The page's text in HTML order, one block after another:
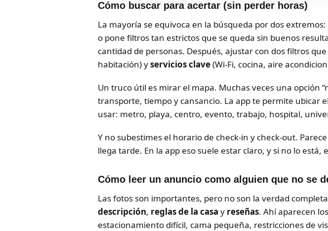
Cómo buscar para acertar (sin perder horas)
La mayoría se equivoca en la búsqueda por dos
o pone filtros tan estrictos que se queda sin buenos
cantidad de personas. Después, ajustar con dos filtros
habitación) yservicios clave(Wi-Fi, cocina, aire
Un truco útil es mirar el mapa. Muchas veces una opción
transporte, tiempo y cansancio. La app te permite ubicar
usar: metro, playa, centro, evento, trabajo, hospital,
Y no subestimes el horario de check-in y check-out.
llega tarde. En la app eso suele estar claro, y si no lo
Cómo leer un anuncio como alguien que no se
Las fotos son importantes, pero no son la verdad
descripción, reglas de la casa y reseñas. Ahí aparecen
estacionamiento difícil, cama pequeña, restricciones de